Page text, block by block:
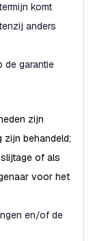
komt
anders
de garantie
zijn
behandeld;
of als
voor het
en/of de